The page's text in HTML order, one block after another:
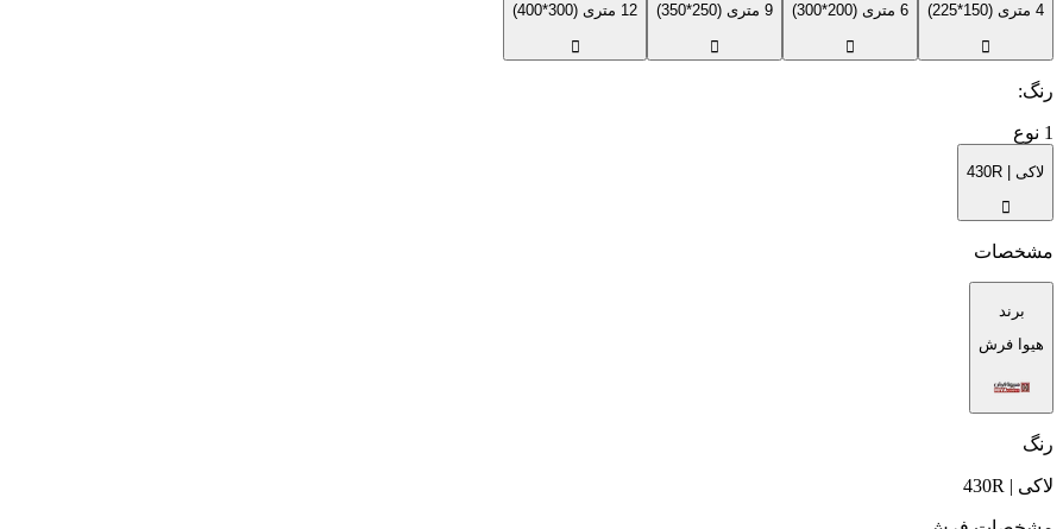
4 متری (150*225) 6 متری (200*300) 9 متری (250*350) 12 متری (300*400)
رنگ:
1 نوع
لاکی | 430R
مشخصات
برند
هیوا فرش
رنگ
لاکی | 430R